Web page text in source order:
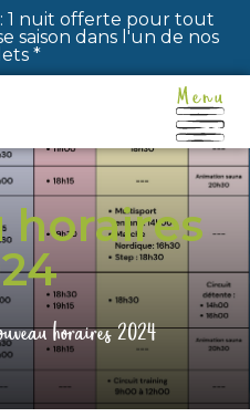
: 1 nuit offerte pour tout
saison dans l'un de nos
*
horaires
horaires 2024